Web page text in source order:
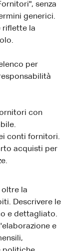
senza
generici.
riflette la
per
con
conti fornitori.
acquisti per
oltre la
Descrivere le
e dettagliato.
e